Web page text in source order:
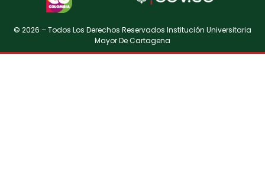
© 2026 – Todos Los Derechos Reservados Institución Universitaria
Mayor De Cartagena